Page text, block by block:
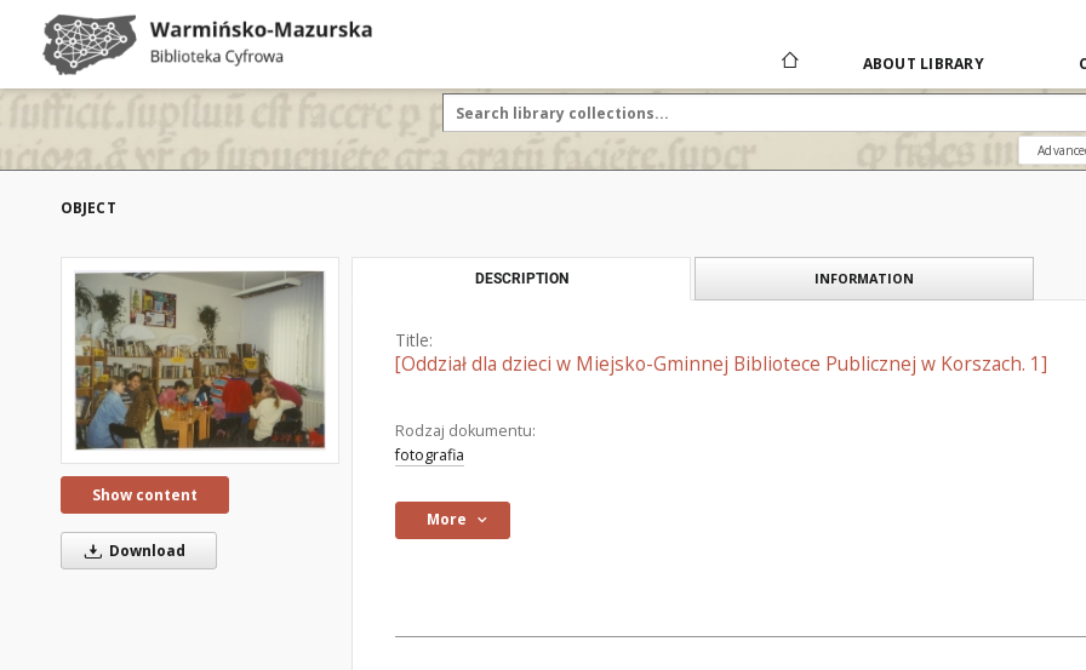
ABOUT LIBRARY
OBJECT
Show content
Download
DESCRIPTION INFORMATION
Title:
[Oddział dla dzieci w Miejsko-Gminnej Bibliotece Publicznej w Korszach. 1]
Rodzaj dokumentu:
fotografia
More